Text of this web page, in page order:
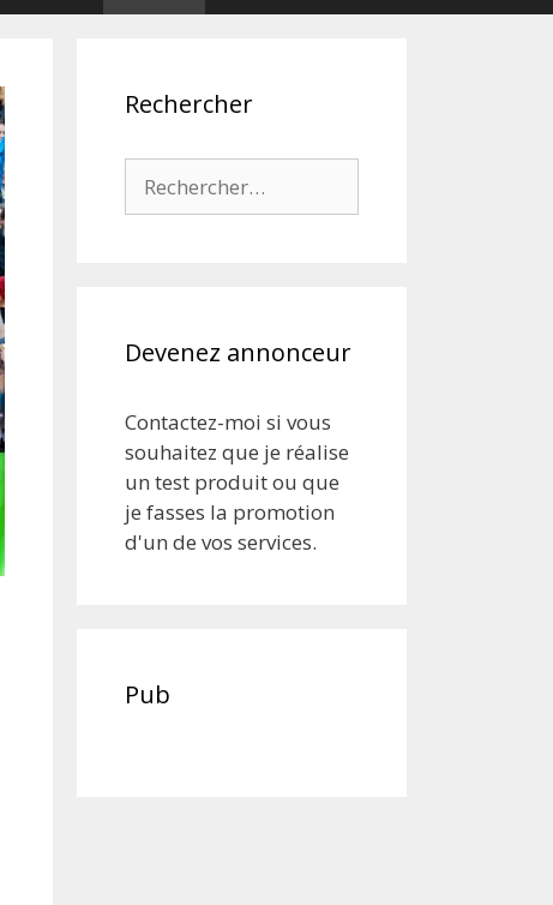
Rechercher
Devenez annonceur
Contactez-moi si vous
souhaitez que je réalise
un test produit ou que
je fasses la promotion
d'un de vos services.
Pub